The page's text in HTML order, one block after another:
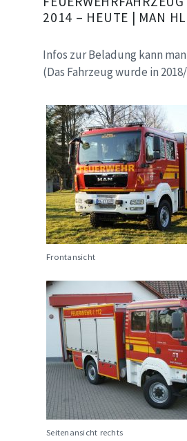
2014 – HEUTE | MAN
Infos zur Beladung kann
(Das Fahrzeug wurde in
Frontansicht
Seitenansicht rechts